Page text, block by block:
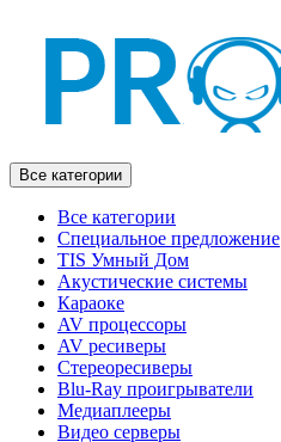
Все категории
Все категории
Специальное предложение
TIS Умный Дом
Акустические системы
Караоке
AV процессоры
AV ресиверы
Стереоресиверы
Blu-Ray проигрыватели
Медиаплееры
Видео серверы